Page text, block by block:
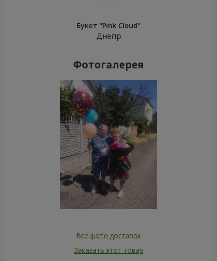
Букет "Pink Cloud"
Днепр
Фотогалерея
Все фото доставок
Заказать этот товар